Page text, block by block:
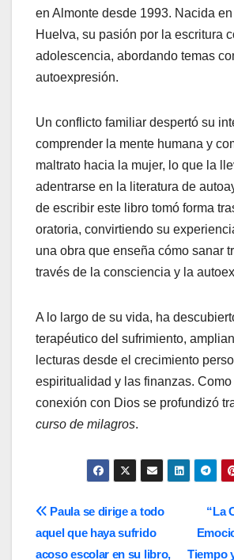
en Almonte desde 1993. Nacida
Huelva, su pasión por la escritura
adolescencia, abordando temas
autoexpresión.
Un conflicto familiar despertó su
comprender la mente humana y
maltrato hacia la mujer, lo que la
adentrarse en la literatura de
de escribir este libro tomó forma
oratoria, convirtiendo su
una obra que enseña cómo sanar
través de la consciencia y la
A lo largo de su vida, ha
terapéutico del sufrimiento,
lecturas desde el crecimiento
espiritualidad y las finanzas.
conexión con Dios se profundizó
curso de milagros.
Navegación
de
“La
Tiempo
Paula se dirige a todo
aquel que haya sufrido
acoso escolar en su libro,